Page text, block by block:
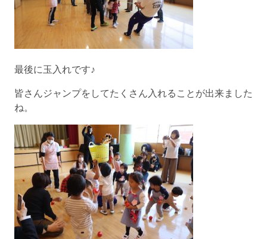
最後に玉入れです♪
皆さんジャンプをしてたくさん入れることが出来ました
ね。